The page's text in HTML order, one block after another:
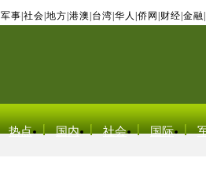
军事 社会 地方 港澳 台湾 华人 侨网 财经 金融
热点 国内 社会 国际